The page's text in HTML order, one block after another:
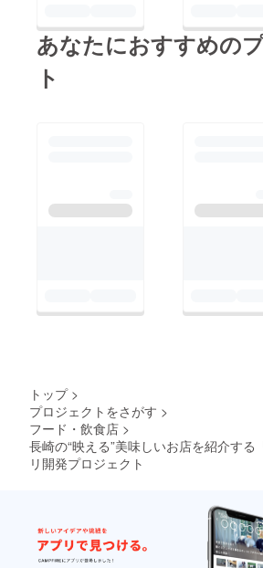
あなたにおすすめの
ト
トップ >
プロジェクトをさがす >
フード・飲食店 >
長崎の“映える”美味しいお店を紹介する
リ開発プロジェクト